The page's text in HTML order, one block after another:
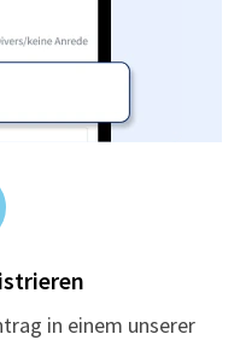
in einem unserer